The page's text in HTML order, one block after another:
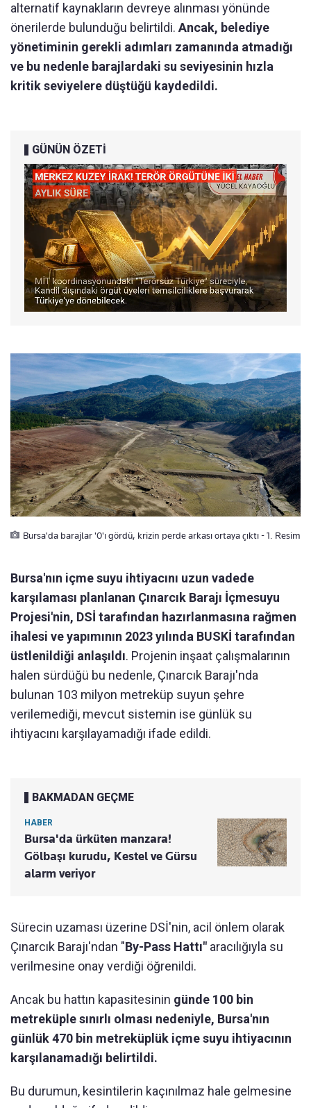
alternatif kaynakların devreye alınması yönünde
önerilerde bulunduğu belirtildi. Ancak, belediye
yönetiminin gerekli adımları zamanında atmadığı
ve bu nedenle barajlardaki su seviyesinin hızla
kritik seviyelere düştüğü kaydedildi.
GÜNÜN ÖZETİ
Bursa'da barajlar '0'ı gördü, krizin perde arkası ortaya çıktı - 1. Resim
Bursa'nın içme suyu ihtiyacını uzun vadede
karşılaması planlanan Çınarcık Barajı İçmesuyu
Projesi'nin, DSİ tarafından hazırlanmasına rağmen
ihalesi ve yapımının 2023 yılında BUSKİ tarafından
üstlenildiği anlaşıldı. Projenin inşaat çalışmalarının
halen sürdüğü bu nedenle, Çınarcık Barajı'nda
bulunan 103 milyon metreküp suyun şehre
verilemediği, mevcut sistemin ise günlük su
ihtiyacını karşılayamadığı ifade edildi.
BAKMADAN GEÇME
HABER
Bursa'da ürküten manzara!
Gölbaşı kurudu, Kestel ve Gürsu
alarm veriyor
Sürecin uzaması üzerine DSİ'nin, acil önlem olarak
Çınarcık Barajı'ndan "By-Pass Hattı" aracılığıyla su
verilmesine onay verdiği öğrenildi.
Ancak bu hattın kapasitesinin günde 100 bin
metreküple sınırlı olması nedeniyle, Bursa'nın
günlük 470 bin metreküplük içme suyu ihtiyacının
karşılanamadığı belirtildi.
Bu durumun, kesintilerin kaçınılmaz hale gelmesine